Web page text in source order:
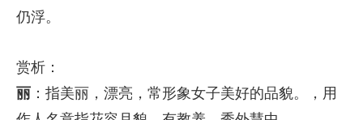
仍浮。
赏析：
丽 ：指美丽，漂亮，常形象女子美好的品貌。，用